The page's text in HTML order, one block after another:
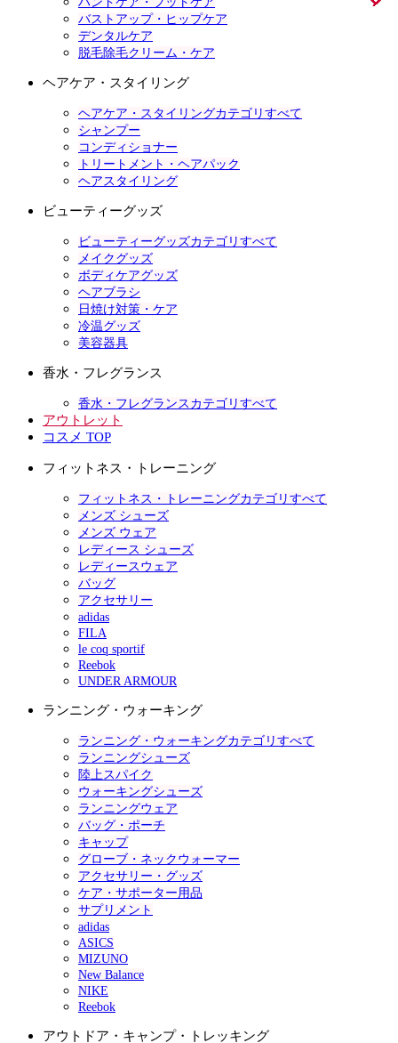
バストアップ・ヒップケア
デンタルケア
脱毛除毛クリーム・ケア
ヘアケア・スタイリング
ヘアケア・スタイリングカテゴリすべて
シャンプー
コンディショナー
トリートメント・ヘアパック
ヘアスタイリング
ビューティーグッズ
ビューティーグッズカテゴリすべて
メイクグッズ
ボディケアグッズ
ヘアブラシ
日焼け対策・ケア
冷温グッズ
美容器具
香水・フレグランス
香水・フレグランスカテゴリすべて
アウトレット
コスメ TOP
フィットネス・トレーニング
フィットネス・トレーニングカテゴリすべて
メンズ シューズ
メンズ ウェア
レディース シューズ
レディースウェア
バッグ
アクセサリー
adidas
FILA
le coq sportif
Reebok
UNDER ARMOUR
ランニング・ウォーキング
ランニング・ウォーキングカテゴリすべて
ランニングシューズ
陸上スパイク
ウォーキングシューズ
ランニングウェア
バッグ・ポーチ
キャップ
グローブ・ネックウォーマー
アクセサリー・グッズ
ケア・サポーター用品
サプリメント
adidas
ASICS
MIZUNO
New Balance
NIKE
Reebok
アウトドア・キャンプ・トレッキング